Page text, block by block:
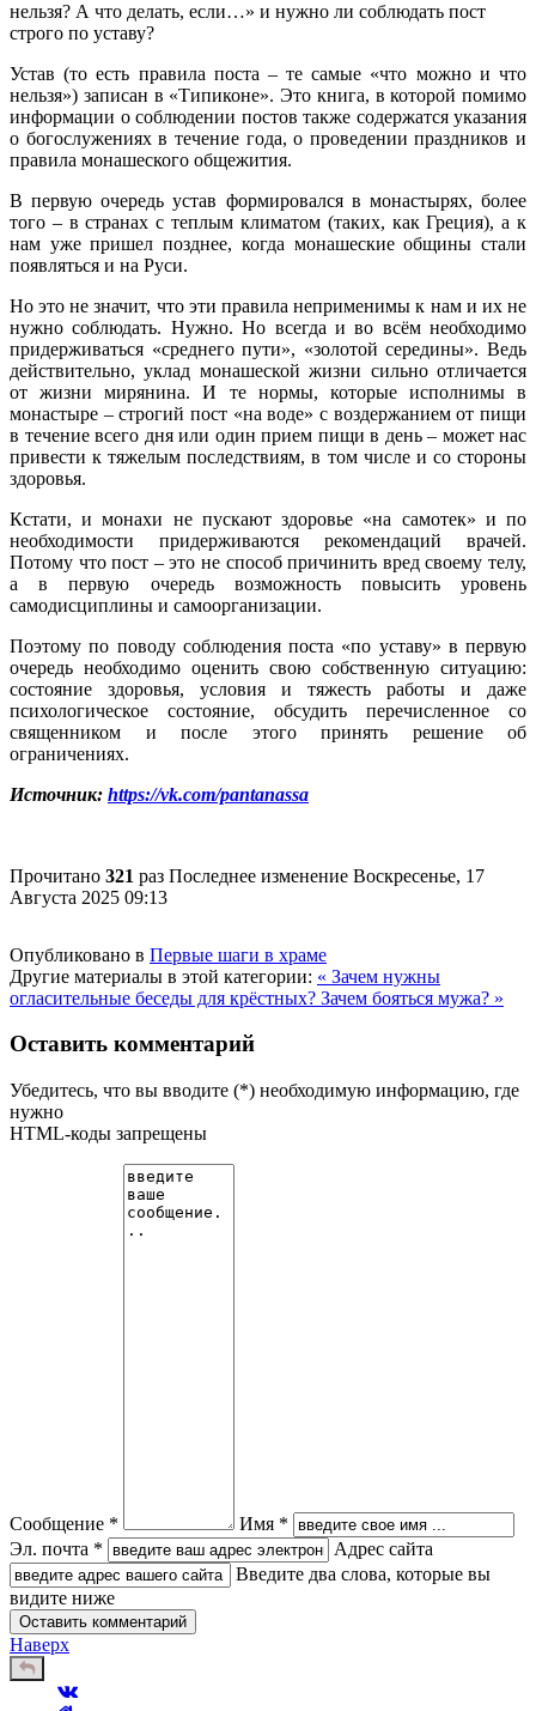
нельзя? А что делать, если…» и нужно ли соблюдать пост
строго по уставу?
Устав (то есть правила поста – те самые «что можно и что
нельзя») записан в «Типиконе». Это книга, в которой помимо
информации о соблюдении постов также содержатся указания
о богослужениях в течение года, о проведении праздников и
правила монашеского общежития.
В первую очередь устав формировался в монастырях, более
того – в странах с теплым климатом (таких, как Греция), а к
нам уже пришел позднее, когда монашеские общины стали
появляться и на Руси.
Но это не значит, что эти правила неприменимы к нам и их не
нужно соблюдать. Нужно. Но всегда и во всём необходимо
придерживаться «среднего пути», «золотой середины». Ведь
действительно, уклад монашеской жизни сильно отличается
от жизни мирянина. И те нормы, которые исполнимы в
монастыре – строгий пост «на воде» с воздержанием от пищи
в течение всего дня или один прием пищи в день – может нас
привести к тяжелым последствиям, в том числе и со стороны
здоровья.
Кстати, и монахи не пускают здоровье «на самотек» и по
необходимости придерживаются рекомендаций врачей.
Потому что пост – это не способ причинить вред своему телу,
а в первую очередь возможность повысить уровень
самодисциплины и самоорганизации.
Поэтому по поводу соблюдения поста «по уставу» в первую
очередь необходимо оценить свою собственную ситуацию:
состояние здоровья, условия и тяжесть работы и даже
психологическое состояние, обсудить перечисленное со
священником и после этого принять решение об
ограничениях.
Источник: https://vk.com/pantanassa
Прочитано 321 раз Последнее изменение Воскресенье, 17
Августа 2025 09:13
Опубликовано в Первые шаги в храме
Другие материалы в этой категории: « Зачем нужны
огласительные беседы для крёстных? Зачем бояться мужа? »
Оставить комментарий
Убедитесь, что вы вводите (*) необходимую информацию, где
нужно
HTML-коды запрещены
Сообщение *
Имя *
Эл. почта *
Адрес сайта
Введите два слова, которые вы
видите ниже
Наверх